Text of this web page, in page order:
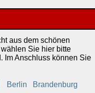
aus dem schönen
Sie hier bitte
Im Anschluss können Sie
Berlin Brandenburg